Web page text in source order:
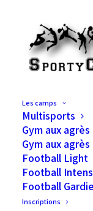
Les camps
Multisports
Gym aux
Gym aux
Football Light
Football
Football
Inscriptions
Football